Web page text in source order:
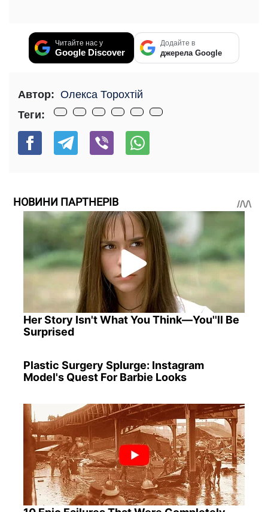
Читайте нас у
Google Discover
Додайте в
джерела Google
Автор: Олекса Торохтій
Теги:
НОВИНИ ПАРТНЕРІВ
Her Story Isn't What You Think—You''ll Be
Surprised
Plastic Surgery Splurge: Instagram
Model's Quest For Barbie Looks